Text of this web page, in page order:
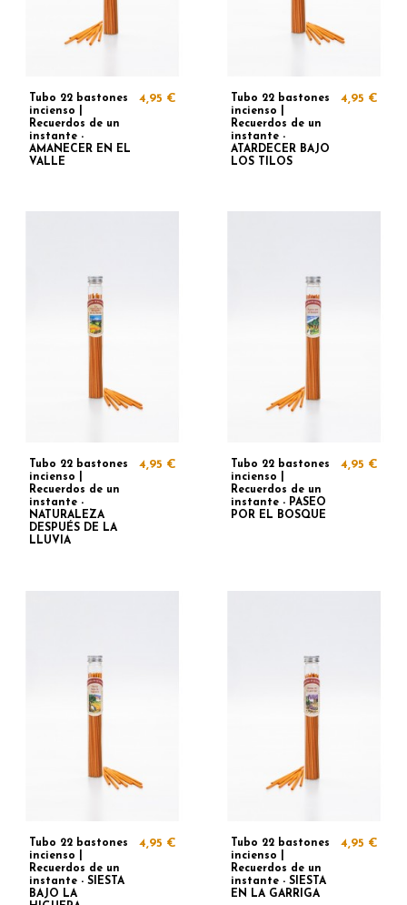
Tubo 22 bastones
incienso |
Recuerdos de un
instante -
AMANECER EN EL
VALLE
4,95 €
Tubo 22 bastones
incienso |
Recuerdos de un
instante -
ATARDECER BAJO
LOS TILOS
4,95 €
Tubo 22 bastones
incienso |
Recuerdos de un
instante -
NATURALEZA
DESPUÉS DE LA
LLUVIA
4,95 €
Tubo 22 bastones
incienso |
Recuerdos de un
instante - PASEO
POR EL BOSQUE
4,95 €
Tubo 22 bastones
incienso |
Recuerdos de un
instante - SIESTA
BAJO LA
4,95 €
Tubo 22 bastones
incienso |
Recuerdos de un
instante - SIESTA
EN LA GARRIGA
4,95 €